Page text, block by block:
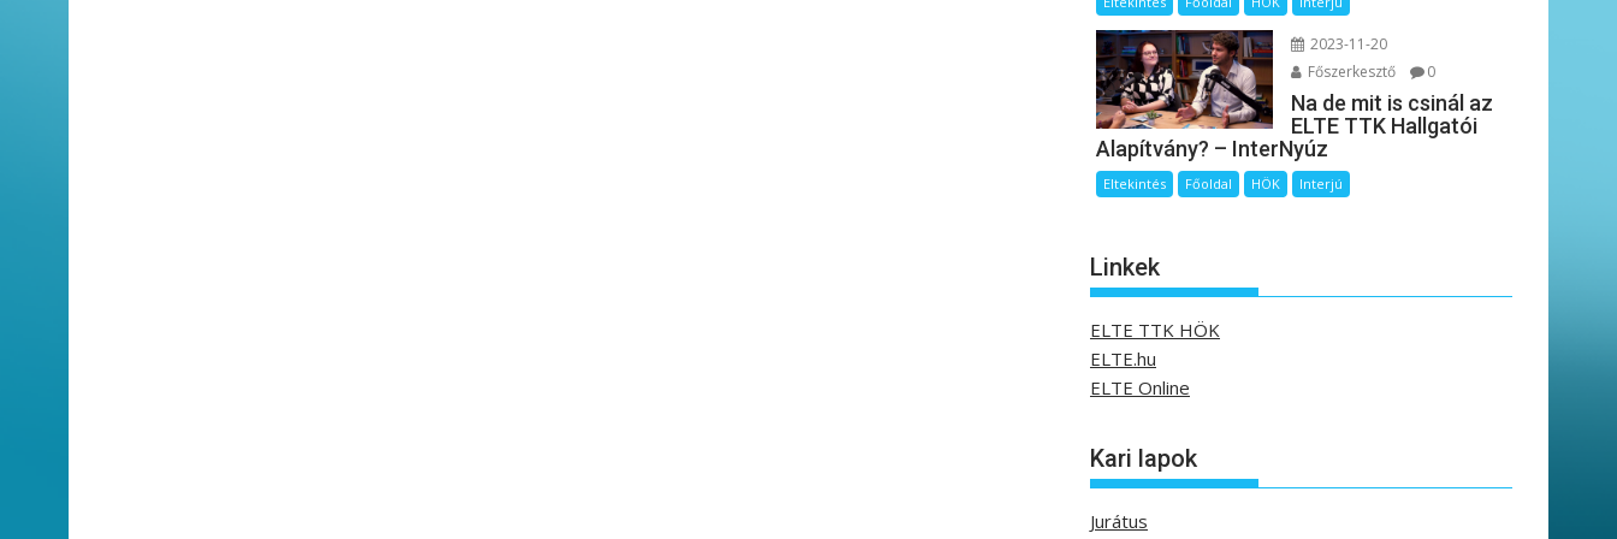
2023-11-20
Főszerkesztő
0
Na de mit is csinál az
ELTE TTK Hallgatói
Alapítvány? – InterNyúz
Eltekintés Főoldal HÖK Interjú
Linkek
ELTE TTK HÖK
ELTE.hu
ELTE Online
Kari lapok
Jurátus